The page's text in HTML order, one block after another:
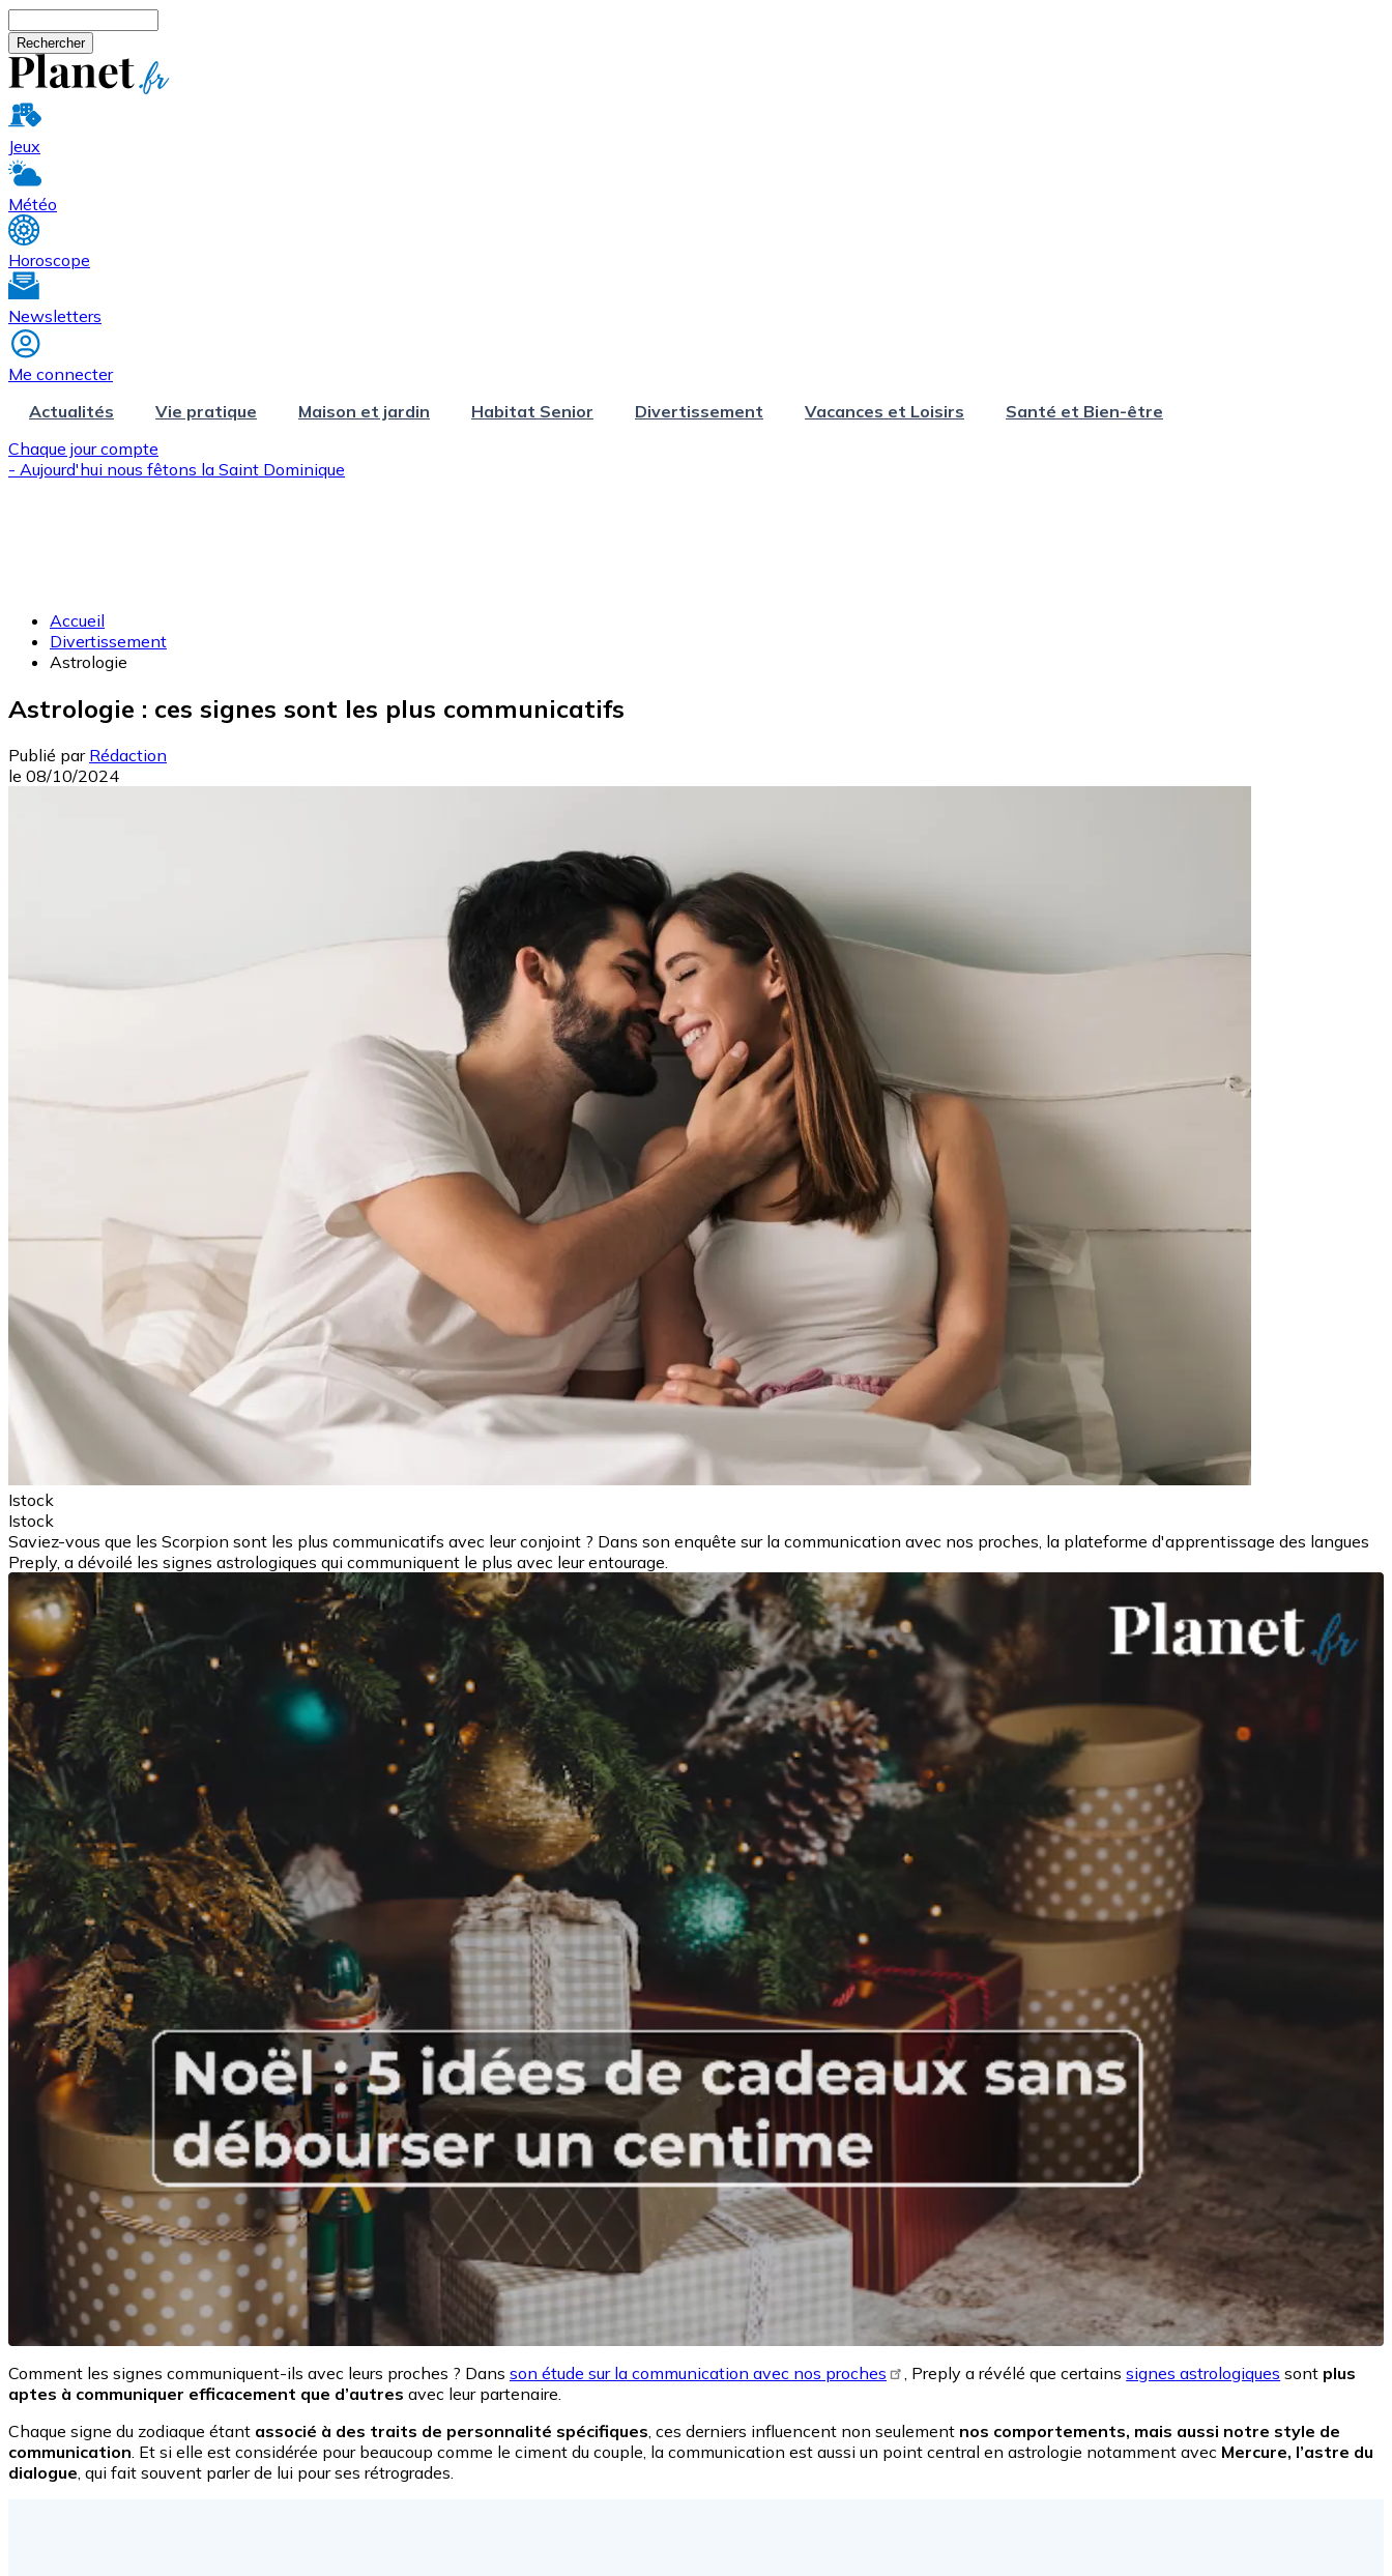
Jeux
Météo
Horoscope
Newsletters
Me connecter
Actualités
Vie pratique Maison et jardin Habitat Senior Divertissement Vacances et Loisirs
Santé et Bien-être
Chaque jour compte
- Aujourd'hui nous fêtons la Saint Dominique
Accueil
Divertissement
Astrologie
Astrologie : ces signes sont les plus communicatifs
Publié par Rédaction
le 08/10/2024
Istock
Istock
Saviez-vous que les Scorpion sont les plus communicatifs avec leur conjoint ? Dans son enquête sur la communication avec nos proches, la plateforme d'apprentissage des langues
Preply, a dévoilé les signes astrologiques qui communiquent le plus avec leur entourage.
Comment les signes communiquent-ils avec leurs proches ? Dans son étude sur la communication avec nos proches , Preply a révélé que certainssignes astrologiques sont plus
aptes à communiquer efficacement que d’autres avec leur partenaire.
Chaque signe du zodiaque étant associé à des traits de personnalité spécifiques , ces derniers influencent non seulement nos comportements, mais aussi notre style de
communication . Et si elle est considérée pour beaucoup comme le ciment du couple, la communication est aussi un point central en astrologie notamment avec Mercure, l’astre du
dialogue , qui fait souvent parler de lui pour ses rétrogrades.